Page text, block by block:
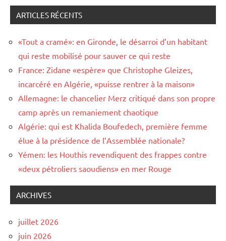
ARTICLES RÉCENTS
«Tout a cramé»: en Gironde, le désarroi d’un habitant
qui reste mobilisé pour sauver ce qui reste
France: Zidane «espère» que Christophe Gleizes,
incarcéré en Algérie, «puisse rentrer à la maison»
Allemagne: le chancelier Merz critiqué dans son propre
camp après un remaniement chaotique
Algérie: qui est Khalida Boufedech, première femme
élue à la présidence de l’Assemblée nationale?
Yémen: les Houthis revendiquent des frappes contre
«deux pétroliers saoudiens» en mer Rouge
ARCHIVES
juillet 2026
juin 2026